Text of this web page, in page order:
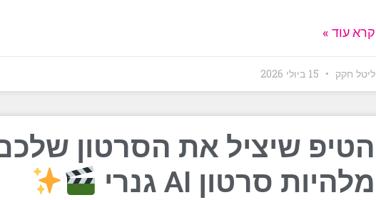
קרא עוד »
ליטל חקק
הטיפ שיציל את הסרטון
מלהיות סרטון AI גנרי